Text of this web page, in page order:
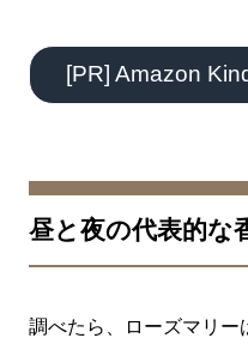
[PR] Amazon
昼と夜の代表的な
調べたら、ローズマリー